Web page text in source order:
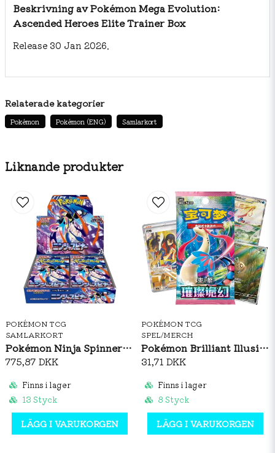
Liknande produkter
POKÉMON TCG
SAMLARKORT
Pokémon Ninja Spinner Booster Box (JP)
775,87 DKK
Finns i lager
13 Styck
LÄGG I VARUKORGEN
POKÉMON TCG
SPEL/MERCH
Pokémon Brilliant Illusions CSV8C Booster Pack Slim (S-CH)
31,71 DKK
Finns i lager
8 Styck
LÄGG I VARUKORGEN
Beskrivning av Pokémon Mega Evolution:
Ascended Heroes Elite Trainer Box
Release 30 Jan 2026.
Relaterade kategorier
Pokémon Pokémon (ENG) Samlarkort